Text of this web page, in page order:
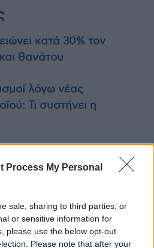
Process My Personal
sale, sharing to third parties, or
or sensitive information for
please use the below opt-out
Please note that after your
κατά 30% τον
θανάτου
λόγω νέας
Τι συστήνει η
παιδιά σημάδια